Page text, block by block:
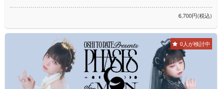
6,700円(税込)
0人が検討中